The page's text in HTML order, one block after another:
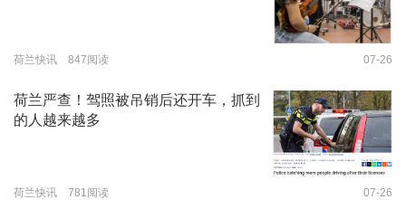
荷兰快讯 847阅读 07-26
荷兰严查！驾照被吊销后还开车，抓到
的人越来越多
荷兰快讯 781阅读 07-26